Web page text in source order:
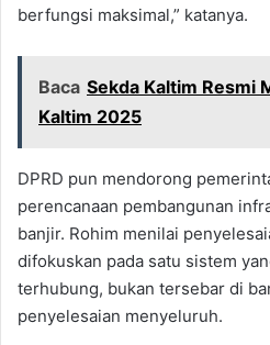
berfungsi maksimal,” katanya.
Baca Sekda Kaltim Resmi
Kaltim 2025
DPRD pun mendorong
perencanaan pembangunan
banjir. Rohim menilai
difokuskan pada satu sistem
terhubung, bukan tersebar di
penyelesaian menyeluruh.